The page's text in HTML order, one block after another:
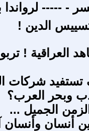
- ----- لرواندا
الدين !
العراقية !
179- كيف تستفيد
وبحر العرب؟
الجميل ...
أنسان وأنسان